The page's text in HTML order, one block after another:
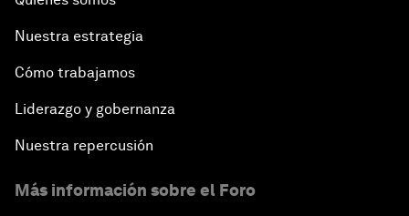
Nuestra estrategia
Cómo trabajamos
Liderazgo y gobernanza
Nuestra repercusión
Más información sobre el Foro